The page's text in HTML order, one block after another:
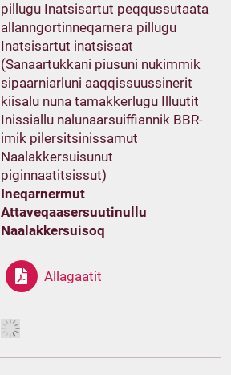
pillugu Inatsisartut peqqussutaata
allanngortinneqarnera pillugu
Inatsisartut inatsisaat
(Sanaartukkani piusuni nukimmik
sipaarniarluni aaqqissuussinerit
kiisalu nuna tamakkerlugu Illuutit
Inissiallu nalunaarsuiffiannik BBR-
imik pilersitsinissamut
Naalakkersuisunut
piginnaatitsissut)
Ineqarnermut
Attaveqaasersuutinullu
Naalakkersuisoq
Allagaatit